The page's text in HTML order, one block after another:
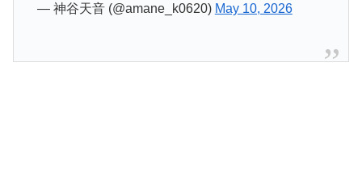
— 神谷天音 (@amane_k0620) May 10, 2026